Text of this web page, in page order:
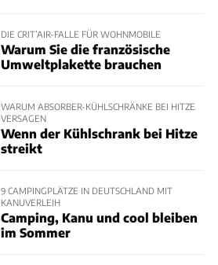
DIE CRIT’AIR-FALLE FÜR WOHNMOBILE
Warum Sie die französische
Umweltplakette brauchen
WARUM ABSORBER-KÜHLSCHRÄNKE BEI HITZE
VERSAGEN
Wenn der Kühlschrank bei Hitze
streikt
9 CAMPINGPLÄTZE IN DEUTSCHLAND MIT
KANUVERLEIH
Camping, Kanu und cool bleiben
im Sommer